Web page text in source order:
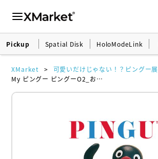
Pickup Spatial Disk HoloModeLink
XMarket
可愛いだけじゃない！？ピングー展
My ピングー ピングーO2_おうえん